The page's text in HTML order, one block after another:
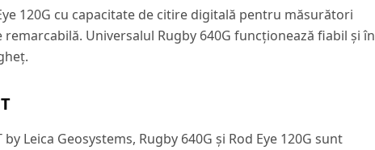
120G cu capacitate de citire digitală pentru măsurători
Universalul Rugby 640G funcționează fiabil și în
Leica Geosystems, Rugby 640G și Rod Eye 120G sunt